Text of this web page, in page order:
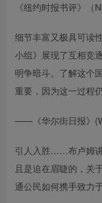
《纽约时报书评》（
细节丰富又极具可读
小组》展现了互相竞
明争暗斗。了解这个
重要，因为这一过程
——《华尔街日报》
引人入胜……布卢姆
且是迫在眉睫的，关
通公民如何携手致力